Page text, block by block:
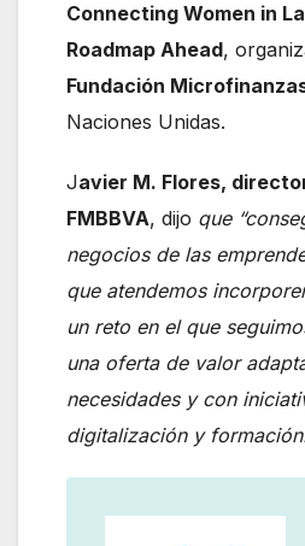
Connecting Women in
Roadmap Ahead,
Fundación
Naciones Unidas.
Javier M. Flores,
FMBBVA, dijo que
negocios de las
que atendemos
un reto en el que
una oferta de valor
necesidades y con
digitalización y